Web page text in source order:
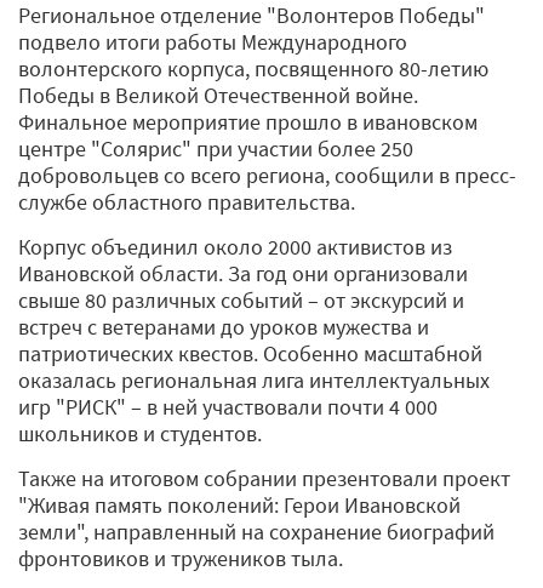
Региональное отделение "Волонтеров Победы"
подвело итоги работы Международного
волонтерского корпуса, посвященного 80-летию
Победы в Великой Отечественной войне.
Финальное мероприятие прошло в ивановском
центре "Солярис" при участии более 250
добровольцев со всего региона, сообщили в пресс-
службе областного правительства.
Корпус объединил около 2000 активистов из
Ивановской области. За год они организовали
свыше 80 различных событий – от экскурсий и
встреч с ветеранами до уроков мужества и
патриотических квестов. Особенно масштабной
оказалась региональная лига интеллектуальных
игр "РИСК" – в ней участвовали почти 4 000
школьников и студентов.
Также на итоговом собрании презентовали проект
"Живая память поколений: Герои Ивановской
земли", направленный на сохранение биографий
фронтовиков и тружеников тыла.